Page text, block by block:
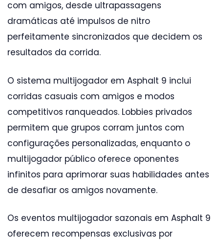
com amigos, desde ultrapassagens
dramáticas até impulsos de nitro
perfeitamente sincronizados que decidem os
resultados da corrida.
O sistema multijogador em Asphalt 9 inclui
corridas casuais com amigos e modos
competitivos ranqueados. Lobbies privados
permitem que grupos corram juntos com
configurações personalizadas, enquanto o
multijogador público oferece oponentes
infinitos para aprimorar suas habilidades antes
de desafiar os amigos novamente.
Os eventos multijogador sazonais em Asphalt 9
oferecem recompensas exclusivas por